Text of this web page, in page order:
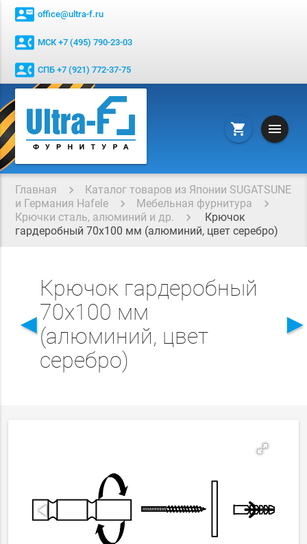
contact_mail office@ultra-f.ru
contact_phone МСК +7 (495) 790-23-03
contact_phone СПБ +7 (921) 772-37-75
shopping_cart menu
Главная
Каталог товаров из Японии SUGATSUNE
и Германия Hafele
Мебельная фурнитура
Крючки сталь, алюминий и др.
Крючок
гардеробный 70x100 мм (алюминий, цвет серебро)
◄
Крючок гардеробный
70x100 мм
(алюминий, цвет
серебро)